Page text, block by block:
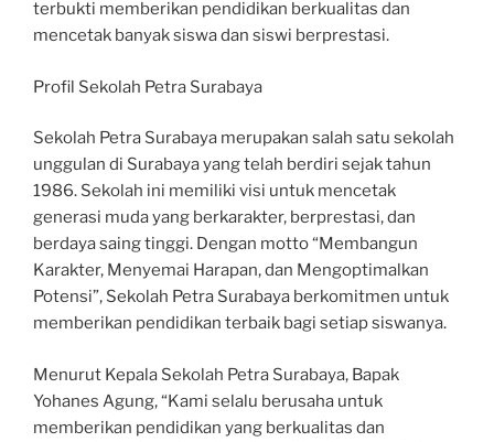
terbukti memberikan pendidikan berkualitas dan
mencetak banyak siswa dan siswi berprestasi.
Profil Sekolah Petra Surabaya
Sekolah Petra Surabaya merupakan salah satu sekolah
unggulan di Surabaya yang telah berdiri sejak tahun
1986. Sekolah ini memiliki visi untuk mencetak
generasi muda yang berkarakter, berprestasi, dan
berdaya saing tinggi. Dengan motto “Membangun
Karakter, Menyemai Harapan, dan Mengoptimalkan
Potensi”, Sekolah Petra Surabaya berkomitmen untuk
memberikan pendidikan terbaik bagi setiap siswanya.
Menurut Kepala Sekolah Petra Surabaya, Bapak
Yohanes Agung, “Kami selalu berusaha untuk
memberikan pendidikan yang berkualitas dan